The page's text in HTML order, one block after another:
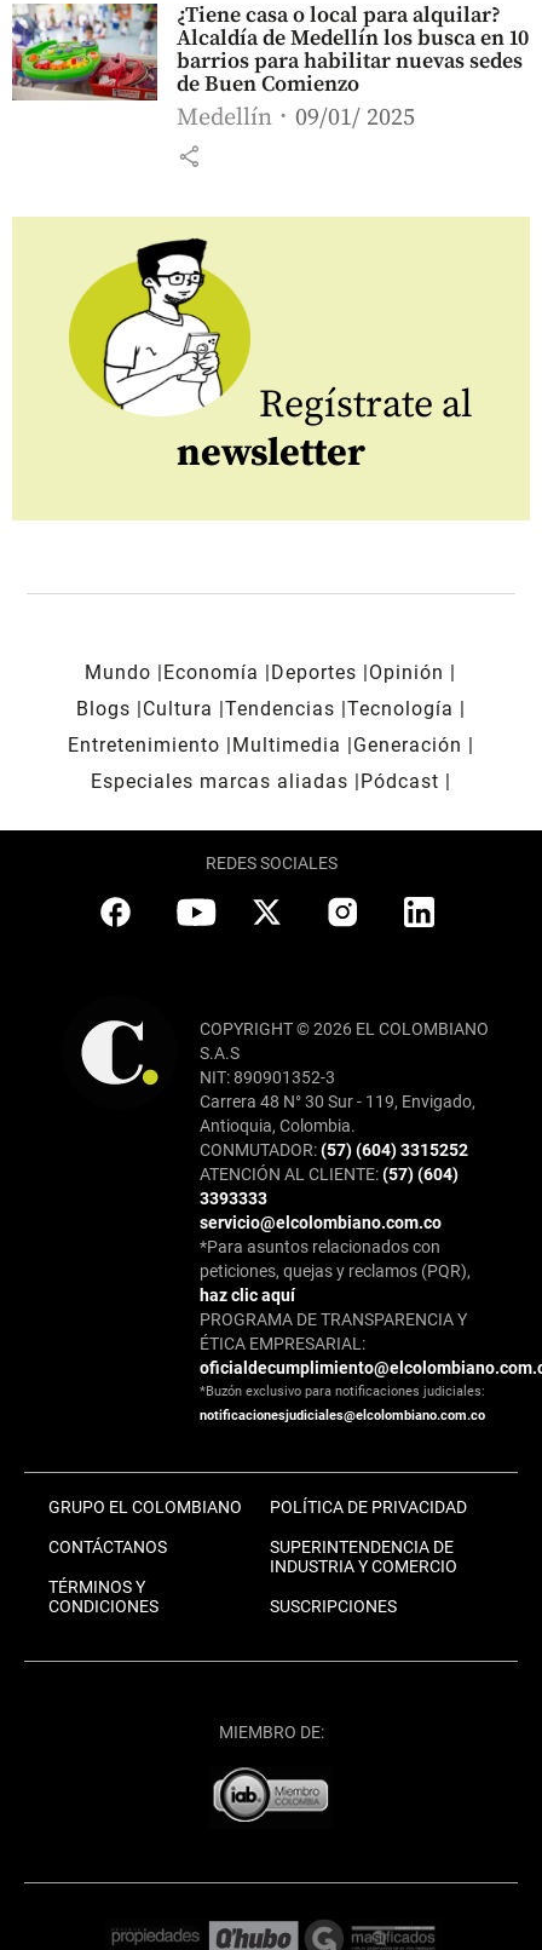
¿Tiene casa o local para alquilar?
Alcaldía de Medellín los busca en 10
barrios para habilitar nuevas sedes
de Buen Comienzo
Medellín 09/01/ 2025
share
Regístrate al
newsletter
Mundo Economía Deportes
Opinión
Blogs
Cultura Tendencias Tecnología
Entretenimiento
Multimedia
Generación
Especiales marcas aliadas
Pódcast
REDES SOCIALES
COPYRIGHT © 2026 EL COLOMBIANO
S.A.S
NIT: 890901352-3
Carrera 48 N° 30 Sur - 119, Envigado,
Antioquia, Colombia.
CONMUTADOR:(57) (604) 3315252
ATENCIÓN AL CLIENTE:(57) (604)
3393333
servicio@elcolombiano.com.co
*Para asuntos relacionados con
peticiones, quejas y reclamos (PQR),
haz clic aquí
PROGRAMA DE TRANSPARENCIA Y
ÉTICA EMPRESARIAL:
*Buzón exclusivo para notificaciones judiciales:
notificacionesjudiciales@elcolombiano.com.co
GRUPO EL COLOMBIANO
CONTÁCTANOS
TÉRMINOS Y
CONDICIONES
POLÍTICA DE PRIVACIDAD
SUPERINTENDENCIA DE
INDUSTRIA Y COMERCIO
SUSCRIPCIONES
MIEMBRO DE: